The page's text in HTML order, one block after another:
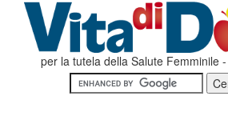
per la tutela della Salute Femminile